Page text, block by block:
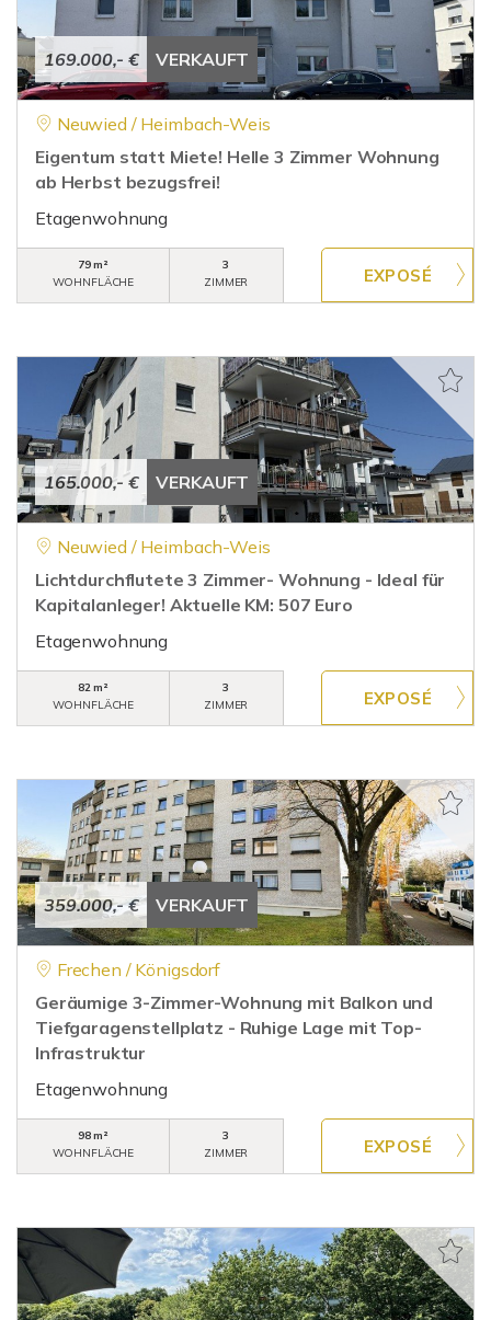
169.000,- € VERKAUFT
Neuwied / Heimbach-Weis
Eigentum statt Miete! Helle 3 Zimmer Wohnung
ab Herbst bezugsfrei!
Etagenwohnung
79 m²
WOHNFLÄCHE
3
ZIMMER
165.000,- € VERKAUFT
Neuwied / Heimbach-Weis
Lichtdurchflutete 3 Zimmer- Wohnung - Ideal für
Kapitalanleger! Aktuelle KM: 507 Euro
Etagenwohnung
82 m²
WOHNFLÄCHE
3
ZIMMER
359.000,- € VERKAUFT
Frechen / Königsdorf
Geräumige 3-Zimmer-Wohnung mit Balkon und
Tiefgaragenstellplatz - Ruhige Lage mit Top-
Infrastruktur
Etagenwohnung
98 m²
WOHNFLÄCHE
3
ZIMMER